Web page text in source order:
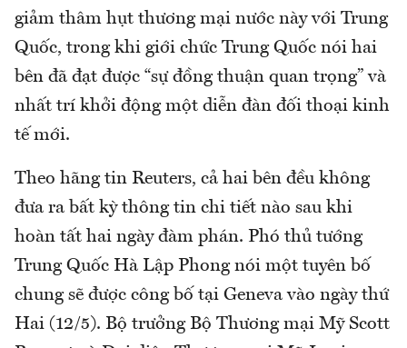
giảm thâm hụt thương mại nước này với Trung
Quốc, trong khi giới chức Trung Quốc nói hai
bên đã đạt được “sự đồng thuận quan trọng” và
nhất trí khởi động một diễn đàn đối thoại kinh
tế mới.
Theo hãng tin Reuters, cả hai bên đều không
đưa ra bất kỳ thông tin chi tiết nào sau khi
hoàn tất hai ngày đàm phán. Phó thủ tướng
Trung Quốc Hà Lập Phong nói một tuyên bố
chung sẽ được công bố tại Geneva vào ngày thứ
Hai (12/5). Bộ trưởng Bộ Thương mại Mỹ Scott